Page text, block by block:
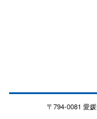
〒794-0081 愛